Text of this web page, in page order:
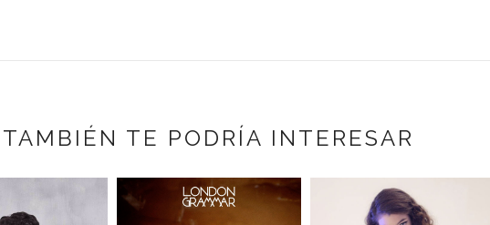
TAMBIÉN TE PODRÍA INTERESAR